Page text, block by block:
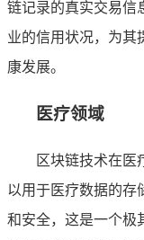
链记录的真实交易信
业的信用状况，为其
康发展。
医疗领域
区块链技术在医
以用于医疗数据的存
和安全，这是一个极